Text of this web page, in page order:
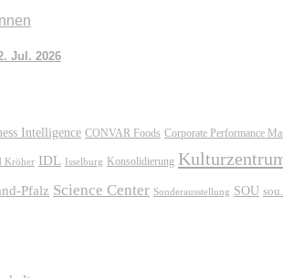
Jul. 2026
Intelligence CONVAR Foods Corporate Performance
Kröher IDL Isselburg Konsolidierung
Pfalz Science Center Sonderausstellung SOU